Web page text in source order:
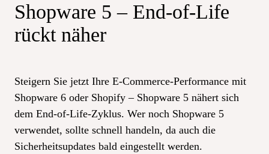
Shopware 5 – End-of-Life
rückt näher
Steigern Sie jetzt Ihre E-Commerce-Performance mit
Shopware 6 oder Shopify – Shopware 5 nähert sich
dem End-of-Life-Zyklus. Wer noch Shopware 5
verwendet, sollte schnell handeln, da auch die
Sicherheitsupdates bald eingestellt werden.